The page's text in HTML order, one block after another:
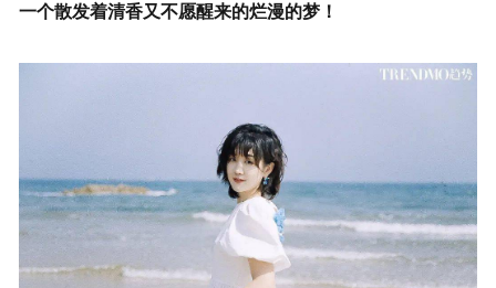
一个散发着清香又不愿醒来的烂漫的梦！